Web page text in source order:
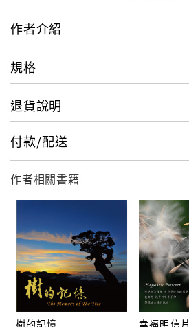
曲目
1 城市。輕旅行 I See The City
2 饗宴 Cheers!
3 太陽雨 The Sunshower
作者介紹
規格
退貨說明
付款/配送
作者相關書籍
樹的記憶 幸福明信片